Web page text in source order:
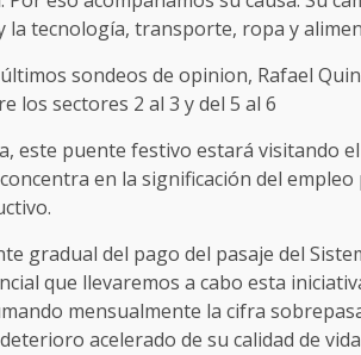
la tecnología, transporte, ropa y
sondeos de opinion, Rafael
los sectores 2 al 3 y del 5 al 6
este puente festivo estará visitando
en la significación del
gradual del pago del pasaje del
que llevaremos a cabo esta
mensualmente la cifra
acelerado de su calidad de